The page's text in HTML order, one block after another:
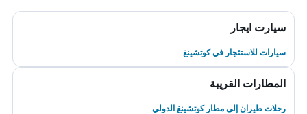
سيارت ايجار
سيارات للاستئجار في كوتشينغ
المطارات القريبة
رحلات طيران إلى مطار كوتشينغ الدولي